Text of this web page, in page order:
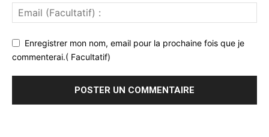
Enregistrer mon nom, email pour la prochaine fois que je
commenterai.( Facultatif)